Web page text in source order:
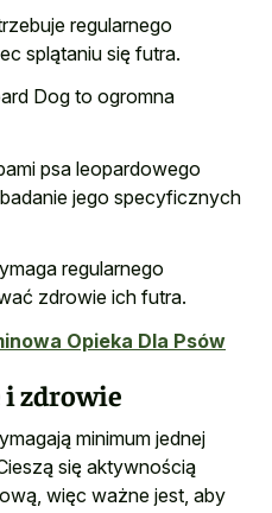
regularnego
splątaniu się futra.
Dog to ogromna
psa leopardowego
jego specyficznych
regularnego
zdrowie ich futra.
Opieka Dla Psów
i zdrowie
minimum jednej
się aktywnością
więc ważne jest, aby